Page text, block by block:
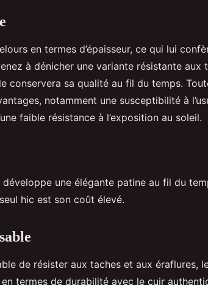
en termes d’épaisseur, ce qui lui
à dénicher une variante résistante aux
conservera sa qualité au fil du temps.
notamment une susceptibilité à
faible résistance à l’exposition au soleil.
une élégante patine au fil du
hic est son coût élevé.
de résister aux taches et aux éraflures,
termes de durabilité avec le cuir